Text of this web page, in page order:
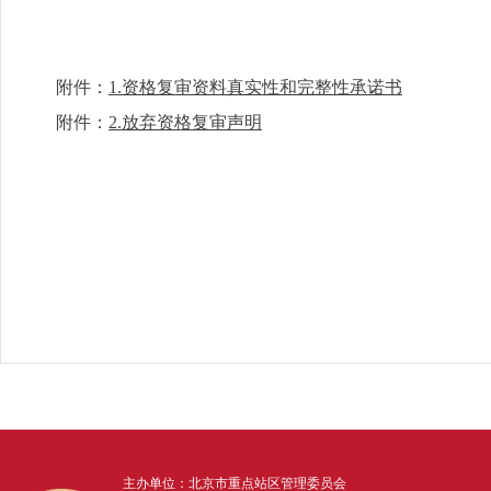
附件： 1.资格复审资料真实性和完整性承诺书
附件： 2.放弃资格复审声明
主办单位：北京市重点站区管理委员会